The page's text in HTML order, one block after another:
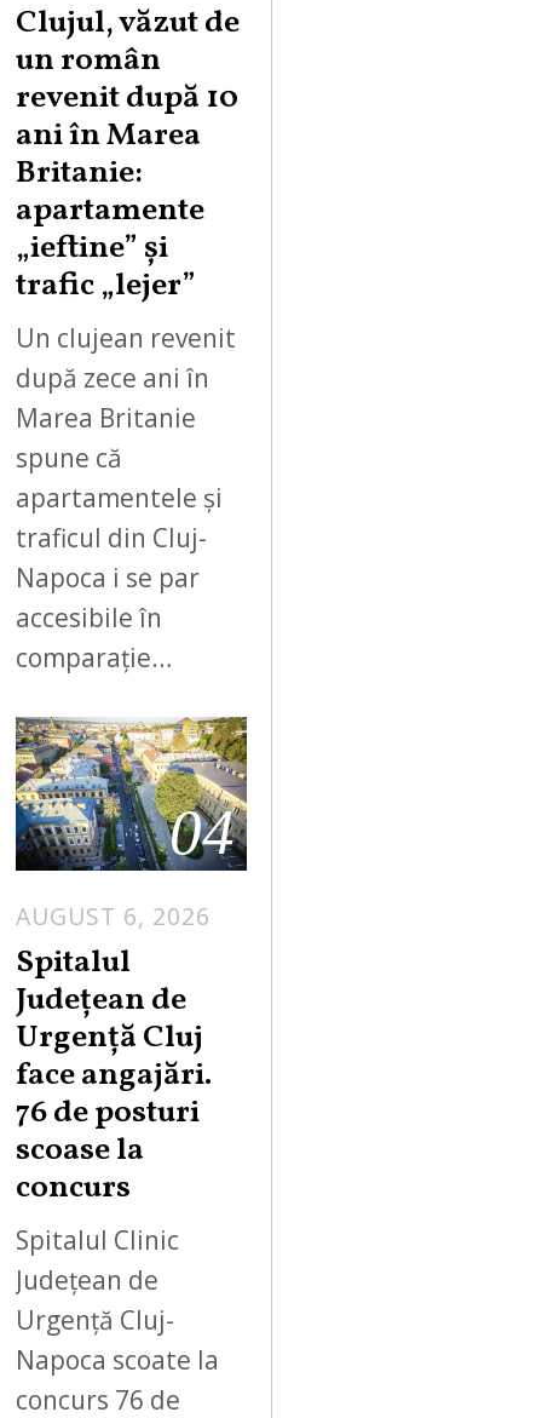
Clujul, văzut de
un român
revenit după 10
ani în Marea
Britanie:
apartamente
„ieftine” și
trafic „lejer”
Un clujean revenit
după zece ani în
Marea Britanie
spune că
apartamentele și
traficul din Cluj-
Napoca i se par
accesibile în
comparație…
04
AUGUST 6, 2026
Spitalul
Județean de
Urgență Cluj
face angajări.
76 de posturi
scoase la
concurs
Spitalul Clinic
Județean de
Urgență Cluj-
Napoca scoate la
concurs 76 de